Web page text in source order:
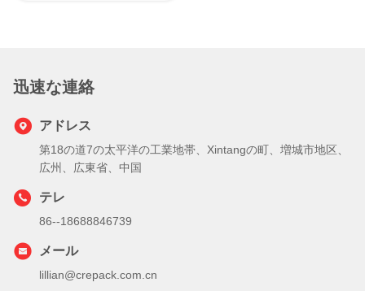
迅速な連絡
アドレス
第18の道7の太平洋の工業地帯、Xintangの町、増城市地区、
広州、広東省、中国
テレ
86--18688846739
メール
lillian@crepack.com.cn